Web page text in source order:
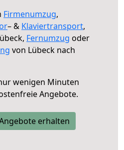
Firmenumzug,
– & Klaviertransport,
Fernumzug oder
von Lübeck nach
wenigen Minuten
Angebote.
erhalten